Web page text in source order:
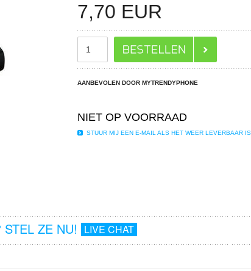
7,70 EUR
AANBEVOLEN DOOR MYTRENDYPHONE
NIET OP VOORRAAD
STUUR MIJ EEN E-MAIL ALS HET WEER LEVERBAAR IS.
STEL ZE NU! LIVE CHAT